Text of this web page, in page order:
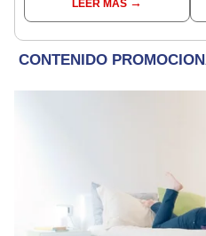
LEER MÁS